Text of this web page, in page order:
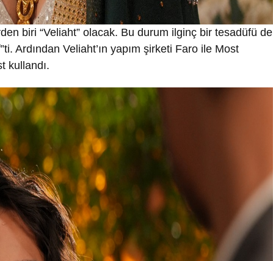
biri “Veliaht” olacak. Bu durum ilginç bir tesadüfü de
Ardından Veliaht’ın yapım şirketi Faro ile Most
kullandı.